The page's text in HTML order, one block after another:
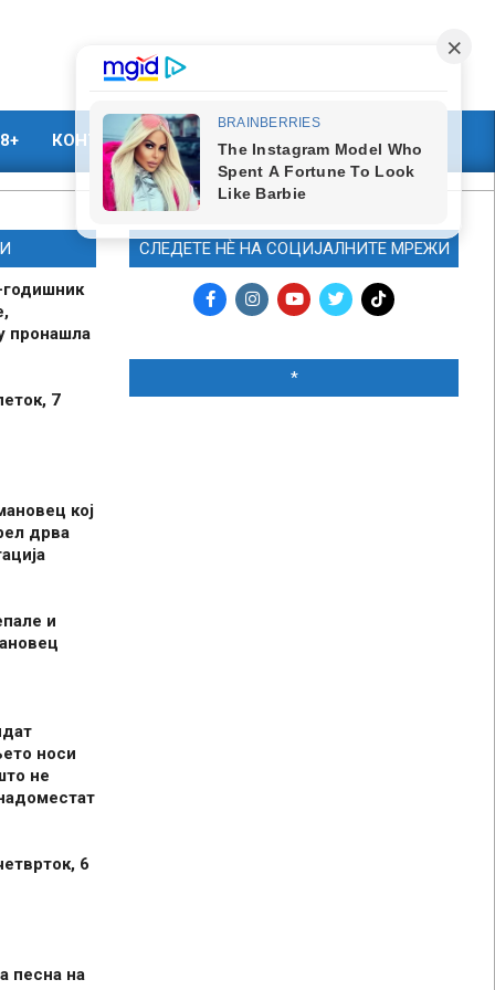
КОНТАКТ МАРКЕТИНГ
пронашла
7
кој
дрва
и
носи
не
6
песна на
СЛЕДЕТЕ НЀ НА СОЦИЈАЛНИТЕ МРЕЖИ
*